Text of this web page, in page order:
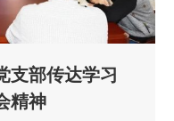
支部传达学习
精神